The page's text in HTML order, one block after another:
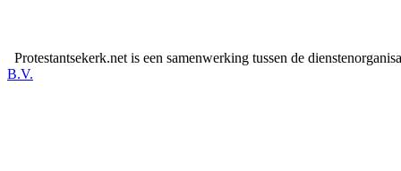
Protestantsekerk.net is een samenwerking tussen de
B.V.